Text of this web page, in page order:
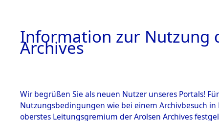
Information zur Nutzung
Archives
Wir begrüßen Sie als neuen Nutzer unseres Portals!
Nutzungsbedingungen wie bei einem Archivbesuch
oberstes Leitungsgremium der Arolsen Archives